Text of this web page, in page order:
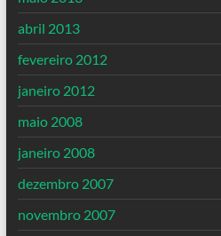
abril 2013
fevereiro 2012
janeiro 2012
maio 2008
janeiro 2008
dezembro 2007
novembro 2007